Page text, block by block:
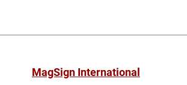
MagSign International